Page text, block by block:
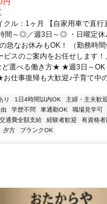
カーでの直行直帰OK/営業・
実績もあり◎
円
クル：1ヶ月 【自家用車で直行
間～◎／週3日～◎ ・日曜定休
急なお休みもOK！ （勤務時
ビスのご案内をお任せします
ど選べる働き方★ ★週3日～OK
仕事復帰も大歓迎♪子育て中
り 1日4時間以内OK 主婦・主夫歓迎
学歴不問 車通勤OK 職場見学可
交通費全額支給 経験者歓迎
有資格者
夕方 ブランクOK